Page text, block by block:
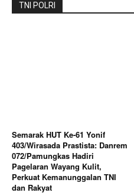
TNI POLRI
Semarak HUT Ke-61 Yonif
403/Wirasada Prastista: Danrem
072/Pamungkas Hadiri
Pagelaran Wayang Kulit,
Perkuat Kemanunggalan TNI
dan Rakyat